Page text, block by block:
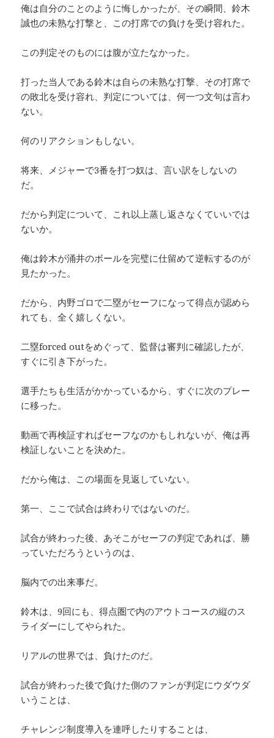
俺は自分のことのように悔しかったが、その瞬間、鈴木
誠也の未熟な打撃と、この打席での負けを受け容れた。
この判定そのものには腹が立たなかった。
打った当人である鈴木は自らの未熟な打撃、その打席で
の敗北を受け容れ、判定については、何一つ文句は言わ
ない。
何のリアクションもしない。
将来、メジャーで3番を打つ奴は、言い訳をしないの
だ。
だから判定について、これ以上蒸し返さなくていいでは
ないか。
俺は鈴木が涌井のボールを完璧に仕留めて逆転するのが
見たかった。
だから、内野ゴロで二塁がセーフになって得点が認めら
れても、全く嬉しくない。
二塁forced outをめぐって、監督は審判に確認したが、
すぐに引き下がった。
選手たちも生活がかかっているから、すぐに次のプレー
に移った。
動画で再検証すればセーフなのかもしれないが、俺は再
検証しないことを決めた。
だから俺は、この場面を見返していない。
第一、ここで試合は終わりではないのだ。
試合が終わった後、あそこがセーフの判定であれば、勝
っていただろうというのは、
脳内での出来事だ。
鈴木は、9回にも、得点圏で内のアウトコースの縦のス
ライダーにしてやられた。
リアルの世界では、負けたのだ。
試合が終わった後で負けた側のファンが判定にウダウダ
いうことは、
チャレンジ制度導入を連呼したりすることは、